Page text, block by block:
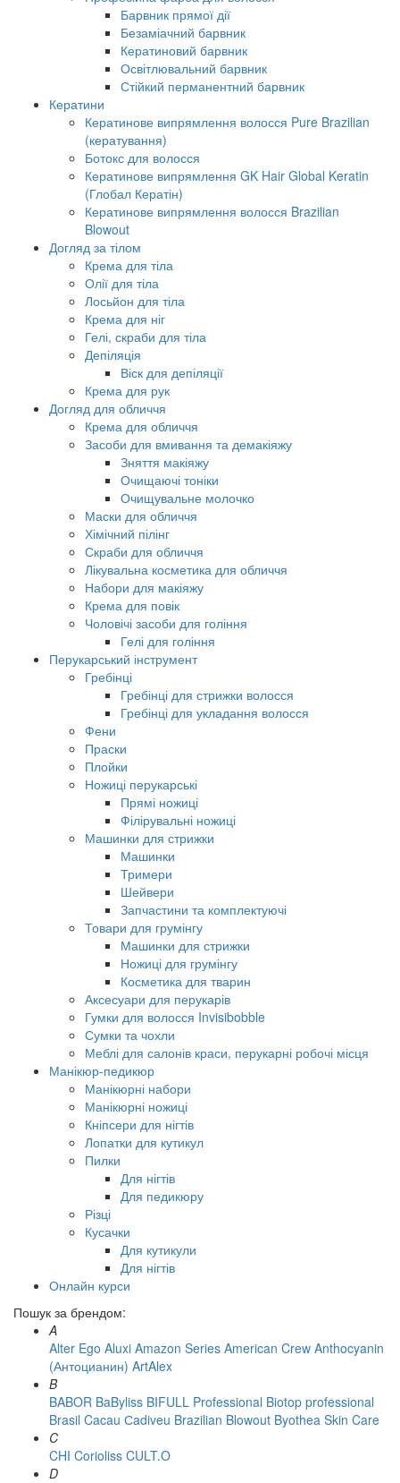
Барвник прямої дії
Безаміачний барвник
Кератиновий барвник
Освітлювальний барвник
Стійкий перманентний барвник
Кератини
Кератинове випрямлення волосся Pure Brazilian
(кератування)
Ботокс для волосся
Кератинове випрямлення GK Hair Global Keratin
(Глобал Кератін)
Кератинове випрямлення волосся Brazilian
Blowout
Догляд за тілом
Крема для тіла
Олії для тіла
Лосьйон для тіла
Крема для ніг
Гелі, скраби для тіла
Депіляція
Віск для депіляції
Крема для рук
Догляд для обличчя
Крема для обличчя
Засоби для вмивання та демакіяжу
Зняття макіяжу
Очищаючі тоніки
Очищувальне молочко
Маски для обличчя
Хімічний пілінг
Скраби для обличчя
Лікувальна косметика для обличчя
Набори для макіяжу
Крема для повік
Чоловічі засоби для гоління
Гелі для гоління
Перукарський інструмент
Гребінці
Гребінці для стрижки волосся
Гребінці для укладання волосся
Фени
Праски
Плойки
Ножиці перукарські
Прямі ножиці
Філірувальні ножиці
Машинки для стрижки
Машинки
Тримери
Шейвери
Запчастини та комплектуючі
Товари для грумінгу
Машинки для стрижки
Ножиці для грумінгу
Косметика для тварин
Аксесуари для перукарів
Гумки для волосся Invisibobble
Сумки та чохли
Меблі для салонів краси, перукарні робочі місця
Манікюр-педикюр
Манікюрні набори
Манікюрні ножиці
Кніпсери для нігтів
Лопатки для кутикул
Пилки
Для нігтів
Для педикюру
Різці
Кусачки
Для кутикули
Для нігтів
Онлайн курси
Пошук за брендом:
A
Alter Ego Aluxi Amazon Series American Crew Anthocyanin
(Антоцианин) ArtAlex
B
BABOR BaByliss BIFULL Professional Biotop professional
Brasil Cacau Сadiveu Brazilian Blowout Byothea Skin Care
C
CHI Corioliss CULT.O
D